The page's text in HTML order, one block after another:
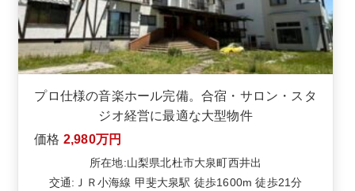
プロ仕様の音楽ホール完備。合宿・サロン・スタ
ジオ経営に最適な大型物件
価格 2,980万円
所在地:山梨県北杜市大泉町西井出
交通:ＪＲ小海線 甲斐大泉駅 徒歩1600m 徒歩21分